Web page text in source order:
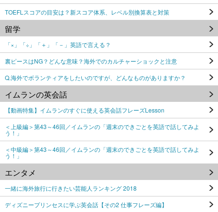
TOEFLスコアの目安は？新スコア体系、レベル別換算表と対策
留学
「×」「÷」「＋」「－」英語で言える？
裏ピースはNG？どんな意味？海外でのカルチャーショックと注意
Q.海外でボランティアをしたいのですが、どんなものがありますか？
イムランの英会話
【動画特集】イムランのすぐに使える英会話フレーズLesson
＜上級編＞第43～46回／イムランの「週末のできごとを英語で話してみよ
う！」
＜中級編＞第43～46回／イムランの「週末のできごとを英語で話してみよ
う！」
エンタメ
一緒に海外旅行に行きたい芸能人ランキング 2018
ディズニープリンセスに学ぶ英会話【その2 仕事フレーズ編】